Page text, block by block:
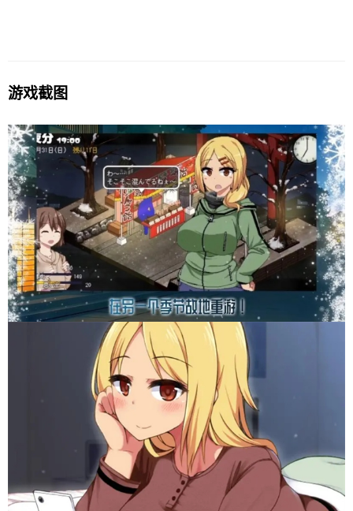
游戏截图